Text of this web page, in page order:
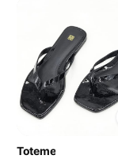
Toteme